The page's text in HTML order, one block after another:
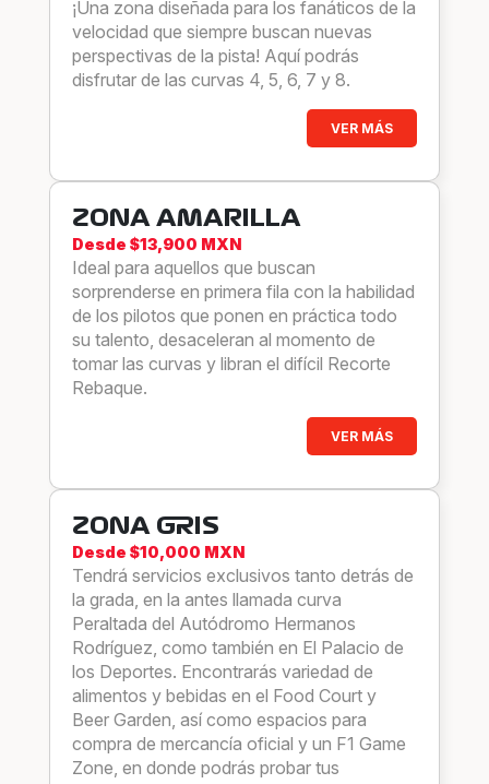
¡Una zona diseñada para los fanáticos de la
velocidad que siempre buscan nuevas
perspectivas de la pista! Aquí podrás
disfrutar de las curvas 4, 5, 6, 7 y 8.
VER MÁS
ZONA AMARILLA
Desde $13,900 MXN
Ideal para aquellos que buscan
sorprenderse en primera fila con la habilidad
de los pilotos que ponen en práctica todo
su talento, desaceleran al momento de
tomar las curvas y libran el difícil Recorte
Rebaque.
VER MÁS
ZONA GRIS
Desde $10,000 MXN
Tendrá servicios exclusivos tanto detrás de
la grada, en la antes llamada curva
Peraltada del Autódromo Hermanos
Rodríguez, como también en El Palacio de
los Deportes. Encontrarás variedad de
alimentos y bebidas en el Food Court y
Beer Garden, así como espacios para
compra de mercancía oficial y un F1 Game
Zone, en donde podrás probar tus